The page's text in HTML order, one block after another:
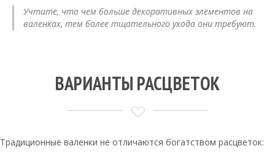
Учтите, что чем больше декоративных элементов на
валенках, тем более тщательного ухода они требуют.
ВАРИАНТЫ РАСЦВЕТОК
Традиционные валенки не отличаются богатством расцветок: